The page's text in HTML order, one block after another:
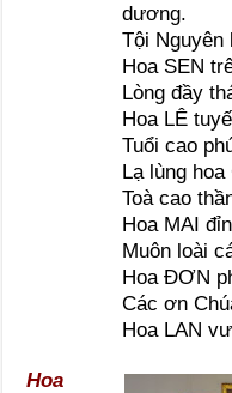
dương.
Tội Nguyên
Hoa SEN
Lòng đầy
Hoa LÊ
Tuổi cao
Lạ lùng
Toà cao
Hoa MAI
Muôn loài
Hoa ĐƠN
Các ơn
Hoa LAN
Hoa